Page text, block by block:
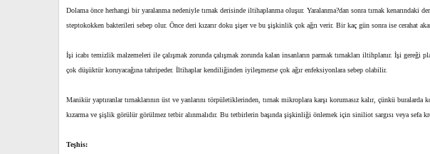
Dolama önce herhangi bir yaralanma nedeniyle tırnak derisinde iltihaplanma oluşur. Yaralanma?dan sonra tırnak
steptokokken bakterileri sebep olur. Önce deri kızarır doku şişer ve bu şişkinlik çok ağrı verir. Bir kaç gün sonra ise cerahat
İşi icabı temizlik malzemeleri ile çalışmak zorunda çalışmak zorunda kalan insanların parmak tırnakları iltihplanır. İşi
çok düşüktür koruyacağına tahripeder. İltihaplar kendiliğinden iyileşmezse çok ağır enfeksiyonlara sebep olabilir.
Manikür yaptıranlar tırnaklarının üst ve yanlarını törpületiklerinden, tırnak mikroplara karşı korumasız kalır, çünkü
kızarma ve şişlik görülür görülmez tetbir alınmalıdır. Bu tetbirlerin başında şişkinliği önlemek için siniliot sargısı veya sefa
Teşhis: